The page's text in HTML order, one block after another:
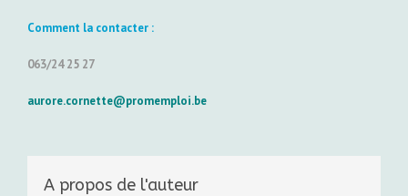
Comment la contacter :
063/24 25 27
aurore.cornette@promemploi.be
A propos de l'auteur